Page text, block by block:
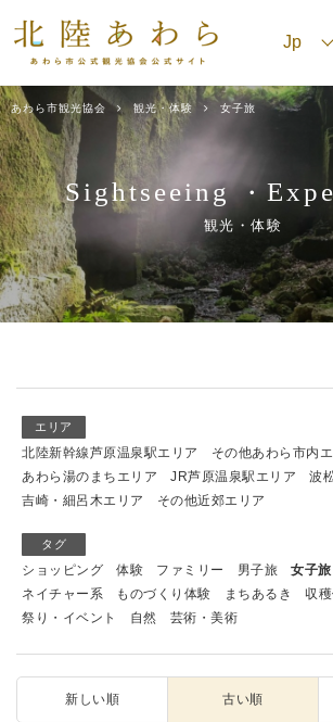
あわら市観光協会 観光・体験 女子旅
Sightseeing・
観光・体験
エリア
北陸新幹線芦原温泉駅エリア
その他あわら市内
あわら湯のまちエリア
JR芦原温泉駅エリア
波
吉崎・細呂木エリア
その他近郊エリア
タグ
ショッピング 体験 ファミリー 男子旅 女子旅
ネイチャー系
ものづくり体験 まちあるき 収
祭り・イベント
自然 芸術・美術
新しい順 古い順